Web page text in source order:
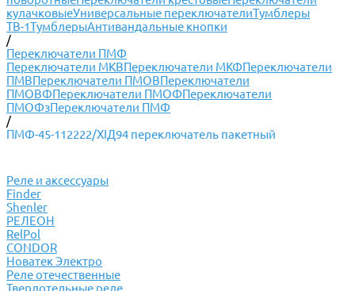
кулачковыеУниверсальные переключателиТумблеры
ТВ-1ТумблерыАнтивандальные кнопки
/
Переключатели ПМФ
Переключатели МКВПереключатели МКФПереключатели
ПМВПереключатели ПМОВПереключатели
ПМОВФПереключатели ПМОФПереключатели
ПМОФзПереключатели ПМФ
/
ПМФ-45-112222/XIД94 переключатель пакетный
Реле и аксессуары
Finder
Shenler
РЕЛЕОН
RelPol
CONDOR
Новатек Электро
Реле отечественные
Твердотельные реле